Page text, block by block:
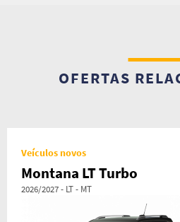
OFERTAS
Veículos novos
Montana LT Turbo
2026/2027 - LT - MT